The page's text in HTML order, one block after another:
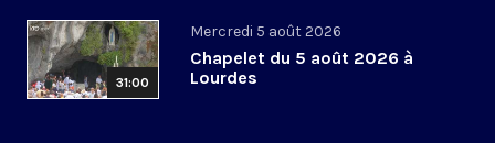
31:00
Mercredi 5 août 2026
Chapelet du 5 août 2026 à
Lourdes